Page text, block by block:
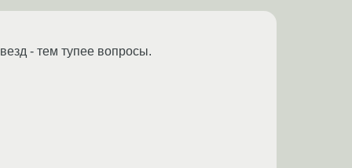
- тем тупее вопросы.